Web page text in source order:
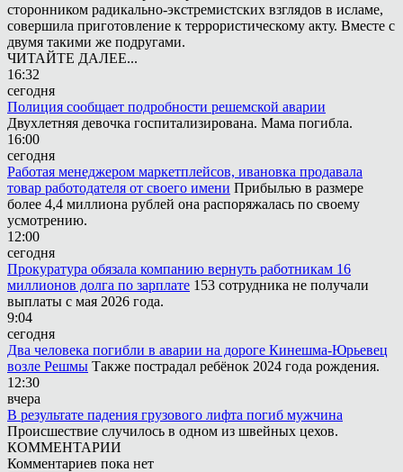
сторонником радикально-экстремистских взглядов в исламе,
совершила приготовление к террористическому акту. Вместе с
двумя такими же подругами.
ЧИТАЙТЕ ДАЛЕЕ...
16:32
сегодня
Полиция сообщает подробности решемской аварии
Двухлетняя девочка госпитализирована. Мама погибла.
16:00
сегодня
Работая менеджером маркетплейсов, ивановка продавала
товар работодателя от своего имени Прибылью в размере
более 4,4 миллиона рублей она распоряжалась по своему
усмотрению.
12:00
сегодня
Прокуратура обязала компанию вернуть работникам 16
миллионов долга по зарплате 153 сотрудника не получали
выплаты с мая 2026 года.
9:04
сегодня
Два человека погибли в аварии на дороге Кинешма-Юрьевец
возле Решмы Также пострадал ребёнок 2024 года рождения.
12:30
вчера
В результате падения грузового лифта погиб мужчина
Происшествие случилось в одном из швейных цехов.
КОММЕНТАРИИ
Комментариев пока нет